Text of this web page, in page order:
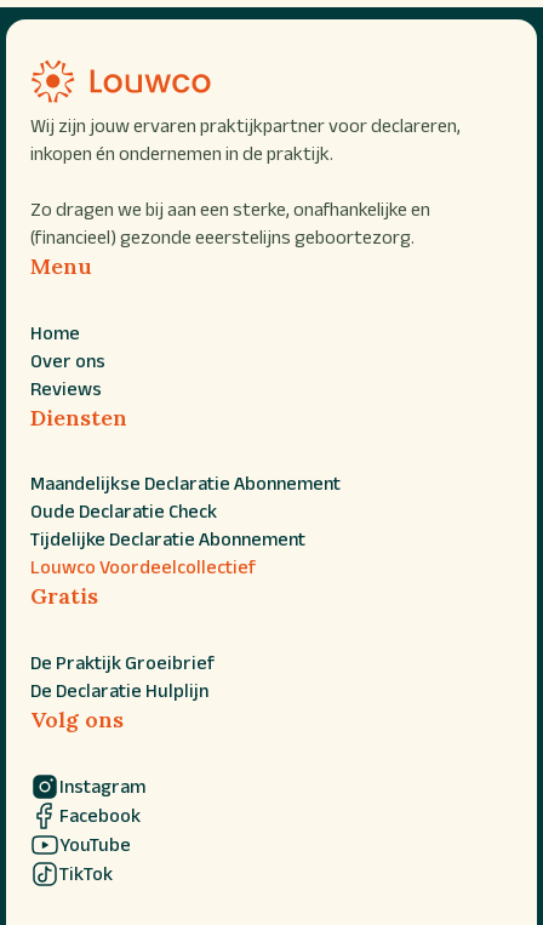
Wij zijn jouw ervaren praktijkpartner voor declareren,
inkopen én ondernemen in de praktijk.
Zo dragen we bij aan een sterke, onafhankelijke en
(financieel) gezonde eeerstelijns geboortezorg.
Menu
Home
Over ons
Reviews
Diensten
Maandelijkse Declaratie Abonnement
Oude Declaratie Check
Tijdelijke Declaratie Abonnement
Louwco Voordeelcollectief
Gratis
De Praktijk Groeibrief
De Declaratie Hulplijn
Volg ons
Instagram
Facebook
YouTube
TikTok